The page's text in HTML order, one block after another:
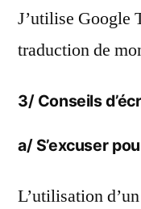
J’utilise Google
traduction de
3/ Conseils
a/ S’excuser
L’utilisation